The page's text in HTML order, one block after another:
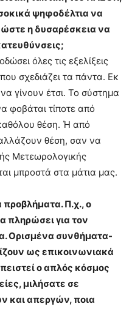
ψηφοδέλτια να
η δυσαρέσκεια να
όλες τις εξελίξεις
σχεδιάζει τα πάντα. Εκ
γίνουν έτσι. Το σύστημα
φοβάται τίποτε από
θέση. Ή από
θέση, σαν να
Μετεωρολογικής
μπροστά στα μάτια μας.
προβλήματα. Π.χ., ο
πληρώσει για τον
Ορισμένα συνθήματα-
ως επικοινωνιακά
ο απλός κόσμος
μιλήσατε σε
και απεργών, ποια